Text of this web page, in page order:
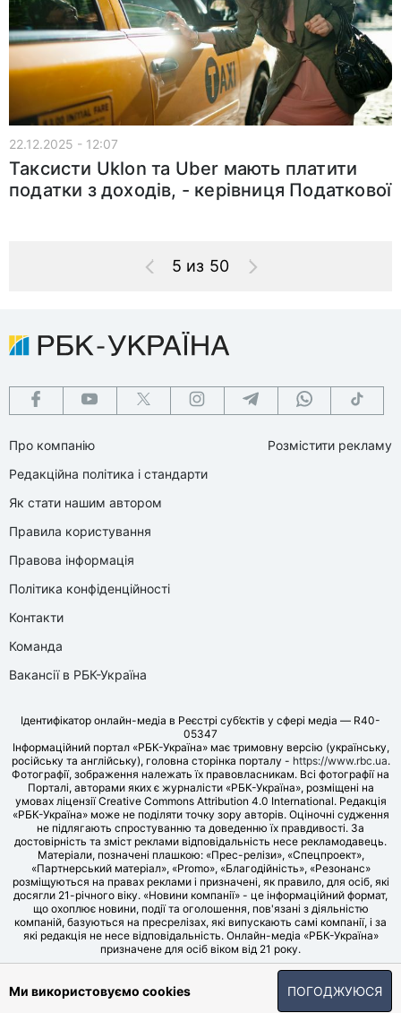
22.12.2025 - 12:07
Таксисти Uklon та Uber мають платити
податки з доходів, - керівниця Податкової
5 из 50
Про компанію
Редакційна політика і стандарти
Як стати нашим автором
Правила користування
Правова інформація
Політика конфіденційності
Контакти
Команда
Вакансії в РБК-Україна
Розмістити рекламу
Ідентифікатор онлайн-медіа в Реєстрі суб’єктів у сфері медіа — R40-
05347
Інформаційний портал «РБК-Україна» має тримовну версію (українську,
російську та англійську), головна сторінка порталу - https://www.rbc.ua.
Фотографії, зображення належать їх правовласникам. Всі фотографії на
Порталі, авторами яких є журналісти «РБК-Україна», розміщені на
умовах ліцензії Creative Commons Attribution 4.0 International. Редакція
«РБК-Україна» може не поділяти точку зору авторів. Оціночні судження
не підлягають спростуванню та доведенню їх правдивості. За
достовірність та зміст реклами відповідальність несе рекламодавець.
Матеріали, позначені плашкою: «Прес-релізи», «Спецпроект»,
«Партнерський матеріал», «Promo», «Благодійність», «Резонанс»
розміщуються на правах реклами і призначені, як правило, для осіб, які
досягли 21-річного віку. «Новини компанії» - це інформаційний формат,
що охоплює новини, події та оголошення, пов'язані з діяльністю
компаній, базуються на пресрелізах, які випускають самі компанії, і за
які редакція не несе відповідальність. Онлайн-медіа «РБК-Україна»
призначене для осіб віком від 21 року.
© LLC «UBT MEDIA», 2006-2026.
Ми використовуємо cookies ПОГОДЖУЮСЯ